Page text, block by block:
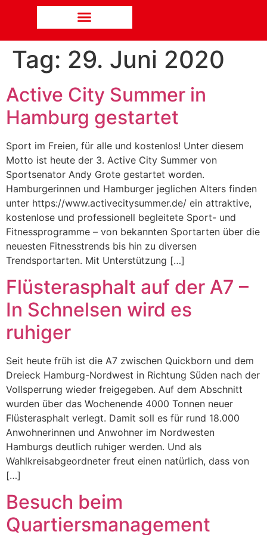
Tag: 29. Juni 2020
Active City Summer in
Hamburg gestartet
Sport im Freien, für alle und kostenlos! Unter diesem
Motto ist heute der 3. Active City Summer von
Sportsenator Andy Grote gestartet worden.
Hamburgerinnen und Hamburger jeglichen Alters finden
unter https://www.activecitysummer.de/ ein attraktive,
kostenlose und professionell begleitete Sport- und
Fitnessprogramme – von bekannten Sportarten über die
neuesten Fitnesstrends bis hin zu diversen
Trendsportarten. Mit Unterstützung […]
Flüsterasphalt auf der A7 –
In Schnelsen wird es
ruhiger
Seit heute früh ist die A7 zwischen Quickborn und dem
Dreieck Hamburg-Nordwest in Richtung Süden nach der
Vollsperrung wieder freigegeben. Auf dem Abschnitt
wurden über das Wochenende 4000 Tonnen neuer
Flüsterasphalt verlegt. Damit soll es für rund 18.000
Anwohnerinnen und Anwohner im Nordwesten
Hamburgs deutlich ruhiger werden. Und als
Wahlkreisabgeordneter freut einen natürlich, dass von
[…]
Besuch beim
Quartiersmanagement